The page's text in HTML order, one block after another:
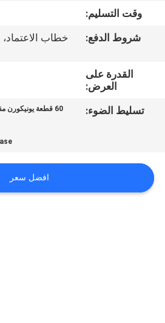
PRIVACY
وقت التسليم:
شروط الدفع:
القدرة على
العرض:
تسليط الضوء:
افضل سعر